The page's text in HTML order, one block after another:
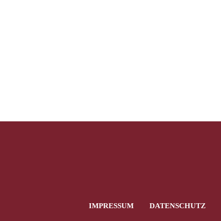
IMPRESSUM DATENSCHUTZ